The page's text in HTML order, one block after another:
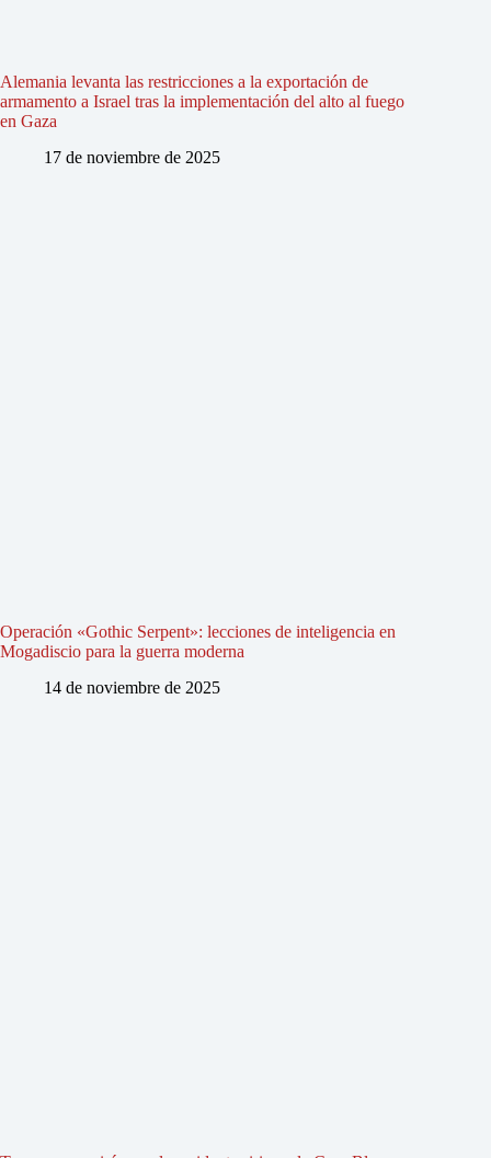
Alemania levanta las restricciones a la exportación de
armamento a Israel tras la implementación del alto al fuego
en Gaza
17 de noviembre de 2025
Operación «Gothic Serpent»: lecciones de inteligencia en
Mogadiscio para la guerra moderna
14 de noviembre de 2025